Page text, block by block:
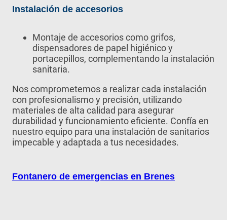
Instalación de accesorios
Montaje de accesorios como grifos,
dispensadores de papel higiénico y
portacepillos, complementando la instalación
sanitaria.
Nos comprometemos a realizar cada instalación
con profesionalismo y precisión, utilizando
materiales de alta calidad para asegurar
durabilidad y funcionamiento eficiente. Confía en
nuestro equipo para una instalación de sanitarios
impecable y adaptada a tus necesidades.
Fontanero de emergencias en Brenes